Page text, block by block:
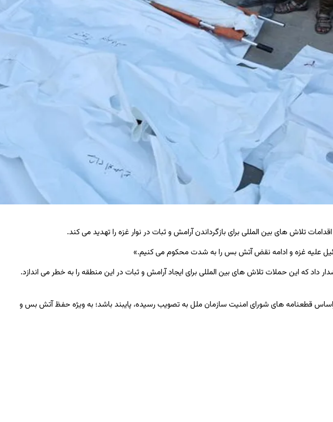
تلاش‌ های بین ‌المللی برای بازگرداندن آرامش و ثبات در نوار غزه را تهدید می ‌کند.
داد که این حملات تلاش ‌های بین ‌المللی برای ایجاد آرامش و ثبات در این منطقه را به خطر می ‌اندازد.
قطعنامه ‌های شورای امنیت سازمان ملل به تصویب رسیده، پایبند باشد؛ به ‌ویژه حفظ آتش ‌بس و